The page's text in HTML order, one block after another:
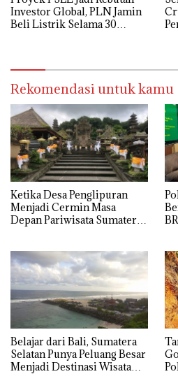
Investor Global, PLN Jamin
Beli Listrik Selama 30
Rekomendasi untuk kamu
Ketika Desa Penglipuran
Menjadi Cermin Masa
Depan Pariwisata Sumatera
Belajar dari Bali, Sumatera
Selatan Punya Peluang Besar
Menjadi Destinasi Wisata